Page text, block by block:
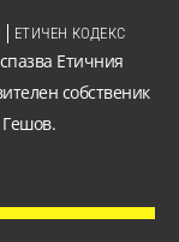
Етичния
собственик
Гешов.
ЕТИЧЕН КОДЕКС